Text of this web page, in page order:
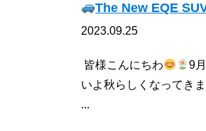
The New EQE
2023.09.25
皆様こんにちわ
9
いよ秋らしくなってき
...